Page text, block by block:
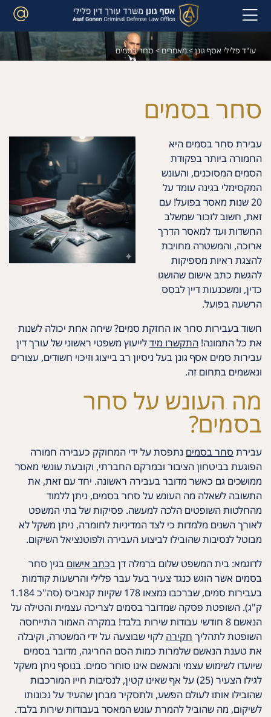
עו"ד פלילי אסף גונן>מאמרים>סחר בסמים
סחר בסמים
עבירת סחר בסמים היא
החמורה ביותר בפקודת
הסמים המסוכנים, והעונש
המקסימלי בגינה עומד על
20 שנות מאסר בפועל! עם
זאת, חשוב לזכור שמשלב
החשדות ועד למאסר הדרך
ארוכה, והמשטרה מחויבת
להצגת ראיות מספיקות
להגשת כתב אישום שהושגו
כדין, ומשכנעות דיין לבסס
הרשעה בפועל.
חשוד בעבירות סחר או החזקת סמים? שיחה אחת יכולה לשנות
את כל התמונה! התקשרו מידלייעוץ משפטי ראשוני של עורך דין
עבירות סמים אסף גונן בעל ניסיון רב בייצוג וזיכוי חשודים, עצורים
ונאשמים בתחום זה.
מה העונש על סחר
בסמים?
עבירת סחר בסמים נתפסת על ידי המחוקק כעבירה חמורה
הפוגעת בביטחון הציבור ובמרקם החברתי, וקובעת עונשי מאסר
ממושכים גם כאשר מדובר בעבירה ראשונה. יחד עם זאת, את
התשובה לשאלה מה העונש על סחר בסמים, ניתן ללמוד
מהחלטות השופטים הלכה למעשה. פסיקות של בתי המשפט
לאורך השנים מלמדות כי לצד המדיניות לחומרה, ניתן משקל לא
מבוטל לנסיבות שהובילו לביצוע העבירה ולפוטנציאל השיקום.
לדוגמא: בית המשפט שלום ברמלה דן בכתב אישום בגין סחר
בסמים אשר הוגש כנגד צעיר בעל עבר פלילי והרשעות קודמות
בעבירות סמים, שברכבו נמצאו 178 שקיות קנאביס (סה"כ 1.184
ק"ג). השופטת פסקה שמדובר בסמים לצריכה עצמית והטילה על
הנאשם 8 חודשי עבודות שירות בלבד! במקרה האמור התייחסה
השופטת לתהליך חקירה לקוי שבוצעה על ידי המשטרה, וקיבלה
את טענת הנאשם שלמרות כמות הסם החריגה, מדובר בסמים
שיועדו לשימוש עצמי והנאשם אינו סוחר סמים. בנוסף ניתן משקל
לגילו הצעיר (25) על אף שאינו קטין, לנסיבות חייו המורכבות
שהובילו אותו לעולם הפשע, ולתסקיר מבחן שהעיד על נכונותו
לשיקום, מה שהוביל להמרת עונש המאסר בעבודות שירות בלבד.